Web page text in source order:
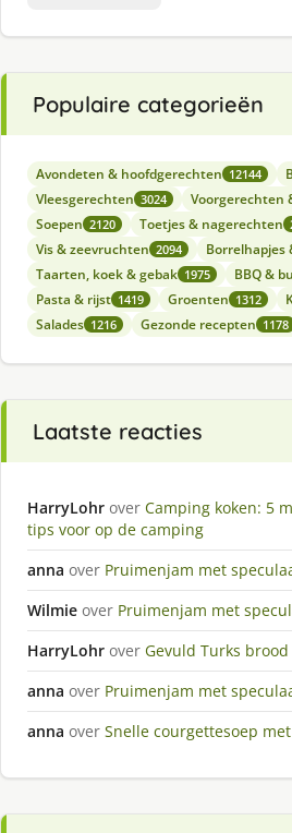
Populaire categorieën
Avondeten & hoofdgerechten 12144
Vleesgerechten 3024 Voorgerechten
Soepen 2120 Toetjes & nagerechten
Vis & zeevruchten 2094 Borrelhapjes
Taarten, koek & gebak 1975 BBQ &
Pasta & rijst 1419 Groenten 1312
Salades 1216 Gezonde recepten 1178
Laatste reacties
HarryLohr over Camping koken: 5
tips voor op de camping
anna over Pruimenjam met
Wilmie over Pruimenjam met
HarryLohr over Gevuld Turks brood
anna over Pruimenjam met
anna over Snelle courgettesoep